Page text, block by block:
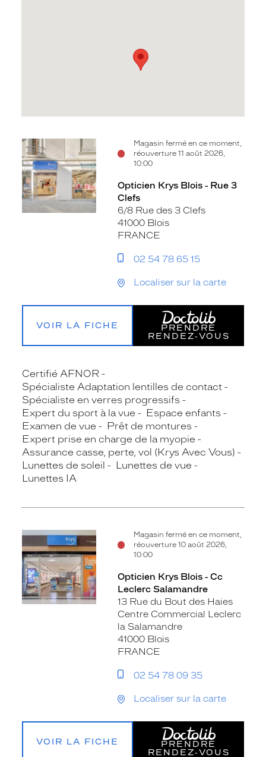
Magasin fermé en ce moment,
réouverture 11 août 2026,
10:00
Voir
la
fiche
Opticien Krys Blois - Rue 3
Clefs
6/8 Rue des 3 Clefs
41000 Blois
FRANCE
02 54 78 65 15
Localiser sur la carte
VOIR LA FICHE
PRENDRE
RENDEZ‑VOUS
Certifié AFNOR
Spécialiste Adaptation lentilles de contact
Spécialiste en verres progressifs
Expert du sport à la vue
Espace enfants
Examen de vue
Prêt de montures
Expert prise en charge de la myopie
Assurance casse, perte, vol (Krys Avec Vous)
Lunettes de soleil
Lunettes de vue
Lunettes IA
Magasin fermé en ce moment,
réouverture 10 août 2026,
10:00
Voir
la
fiche
Opticien Krys Blois - Cc
Leclerc Salamandre
13 Rue du Bout des Haies
Centre Commercial Leclerc
la Salamandre
41000 Blois
FRANCE
02 54 78 09 35
Localiser sur la carte
VOIR LA FICHE
PRENDRE
RENDEZ‑VOUS